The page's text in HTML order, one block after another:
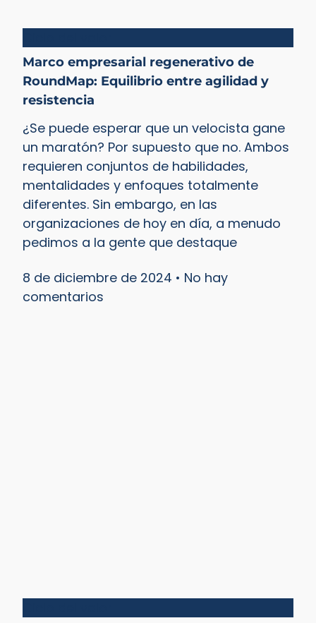
Marco empresarial regenerativo de
RoundMap: Equilibrio entre agilidad y
resistencia
¿Se puede esperar que un velocista gane
un maratón? Por supuesto que no. Ambos
requieren conjuntos de habilidades,
mentalidades y enfoques totalmente
diferentes. Sin embargo, en las
organizaciones de hoy en día, a menudo
pedimos a la gente que destaque
8 de diciembre de 2024
No hay
comentarios